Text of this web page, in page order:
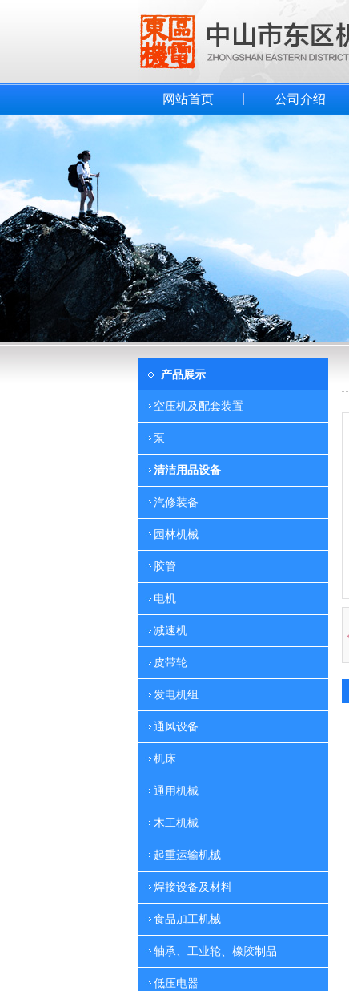
网站首页 公司介绍
产品展示
空压机及配套装置
泵
清洁用品设备
汽修装备
园林机械
胶管
电机
减速机
皮带轮
发电机组
通风设备
机床
通用机械
木工机械
起重运输机械
焊接设备及材料
食品加工机械
轴承、工业轮、橡胶制品
低压电器